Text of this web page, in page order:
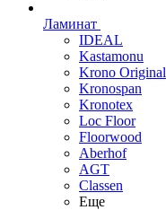
Ламинат
IDEAL
Kastamonu
Krono Original
Kronospan
Kronotex
Loc Floor
Floorwood
Aberhof
AGT
Classen
Еще